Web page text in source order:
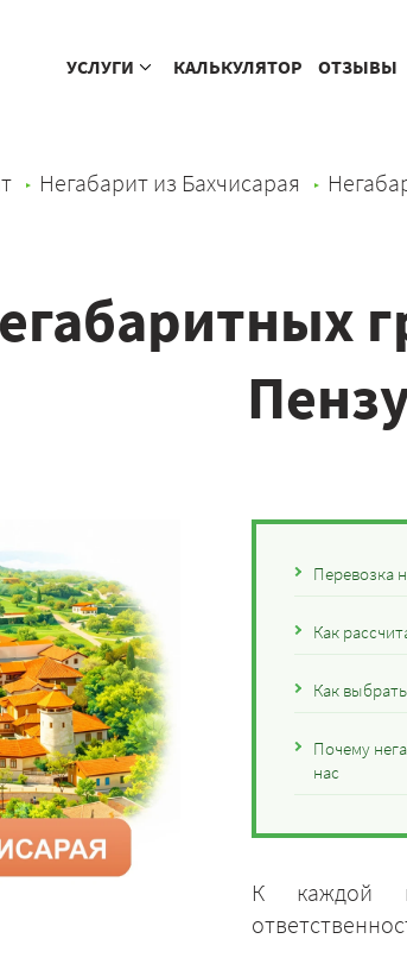
УСЛУГИ КАЛЬКУЛЯТОР ОТЗЫВЫ
Негабарит из Бахчисарая
Перевозка
Как
Как
Почему
нас
К каждой